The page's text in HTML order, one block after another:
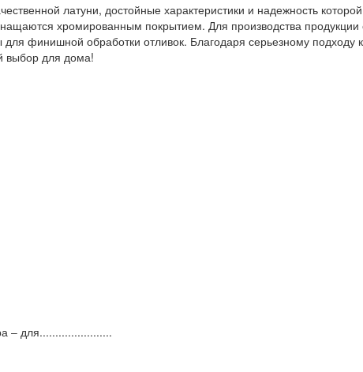
латуни, достойные характеристики и надежность
хромированным покрытием. Для производства
финишной обработки отливок. Благодаря серьезному
выбор для дома!
– для.......................